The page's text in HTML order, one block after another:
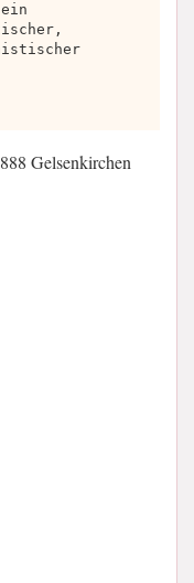
Gelsenkirchen